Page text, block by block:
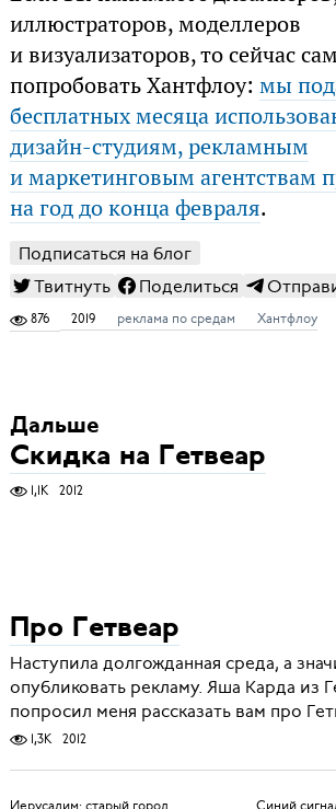
иллюстраторов, моделлеров
и визуализаторов, то сейчас
попробовать Хантфлоу: мы
бесплатных месяца
дизайн-студиям, рекламным
и маркетинговым агентствам
на год до конца февраля.
Подписаться на блог
Твитнуть
Поделиться
876 2019 реклама по средам Хантфлоу
Дальше
Скидка на Гетвеар
1,1K 2012
Про Гетвеар
Наступила долгожданная среда, а
опубликовать рекламу. Яша Карда из
попросил меня рассказать вам про
1,3K 2012